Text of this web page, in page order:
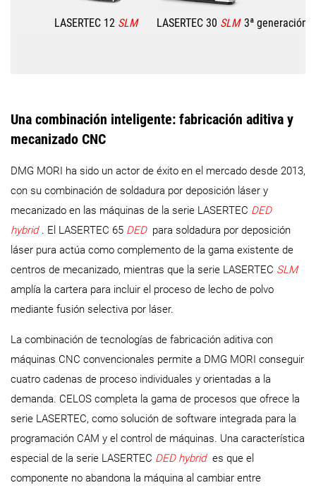
LASERTEC 12 SLM LASERTEC 30 SLM 3ª generación
Una combinación inteligente: fabricación aditiva y
mecanizado CNC
DMG MORI ha sido un actor de éxito en el mercado desde 2013,
con su combinación de soldadura por deposición láser y
mecanizado en las máquinas de la serie LASERTEC DED
hybrid . El LASERTEC 65 DED para soldadura por deposición
láser pura actúa como complemento de la gama existente de
centros de mecanizado, mientras que la serie LASERTEC SLM
amplía la cartera para incluir el proceso de lecho de polvo
mediante fusión selectiva por láser.
La combinación de tecnologías de fabricación aditiva con
máquinas CNC convencionales permite a DMG MORI conseguir
cuatro cadenas de proceso individuales y orientadas a la
demanda. CELOS completa la gama de procesos que ofrece la
serie LASERTEC, como solución de software integrada para la
programación CAM y el control de máquinas. Una característica
especial de la serie LASERTEC DED hybrid es que el
componente no abandona la máquina al cambiar entre